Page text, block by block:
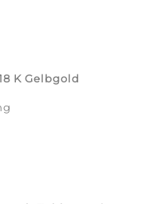
K Gelbgold